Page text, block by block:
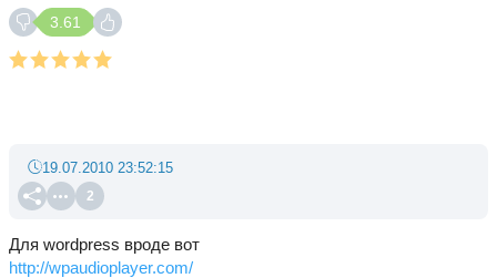
3.61
2
19.07.2010 23:52:15
Для wordpress вроде вот
http://wpaudioplayer.com/